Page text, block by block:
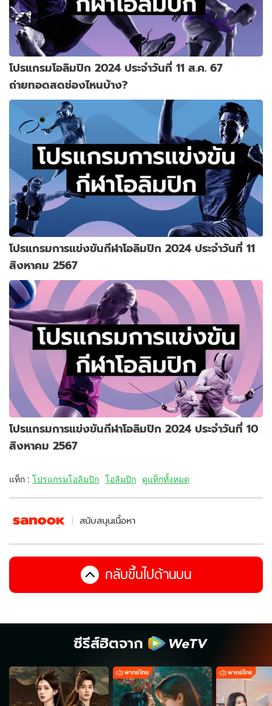
โปรแกรมโอลิมปิก 2024 ประจำวันที่ 11 ส.ค. 67
ถ่ายทอดสดช่องไหนบ้าง?
โปรแกรมการแข่งขันกีฬาโอลิมปิก 2024 ประจำวันที่ 11
สิงหาคม 2567
โปรแกรมการแข่งขันกีฬาโอลิมปิก 2024 ประจำวันที่ 10
สิงหาคม 2567
แท็ก : โปรแกรมโอลิมปิก โอลิมปิก ดูแท็กทั้งหมด
สนับสนุนเนื้อหา
กลับขึ้นไปด้านบน
ซีรีส์ฮิตจาก